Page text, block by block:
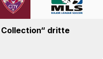
dritte